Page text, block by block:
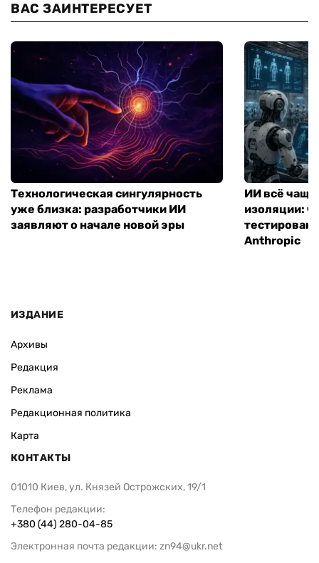
ВАС ЗАИНТЕРЕСУЕТ
Технологическая сингулярность
уже близка: разработчики ИИ
заявляют о начале новой эры
ИИ всё
изоляции:
Anthropic
ИЗДАНИЕ
Архивы
Редакция
Реклама
Редакционная политика
Карта
КОНТАКТЫ
01010 Киев, ул. Князей Острожских, 19/1
Телефон редакции:
+380 (44) 280-04-85
Электронная почта редакции: zn94@ukr.net